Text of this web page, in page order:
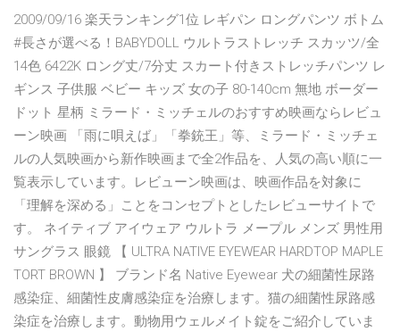
2009/09/16 楽天ランキング1位 レギパン ロングパンツ ボトム
#長さが選べる！BABYDOLL ウルトラストレッチ スカッツ/全
14色 6422K ロング丈/7分丈 スカート付きストレッチパンツ レ
ギンス 子供服 ベビー キッズ 女の子 80-140cm 無地 ボーダー
ドット 星柄 ミラード・ミッチェルのおすすめ映画ならレビュ
ーン映画 「雨に唄えば」「拳銃王」等、ミラード・ミッチェ
ルの人気映画から新作映画まで全2作品を、人気の高い順に一
覧表示しています。レビューン映画は、映画作品を対象に
「理解を深める」ことをコンセプトとしたレビューサイトで
す。 ネイティブ アイウェア ウルトラ メープル メンズ 男性用
サングラス 眼鏡 【 ULTRA NATIVE EYEWEAR HARDTOP MAPLE
TORT BROWN 】 ブランド名 Native Eyewear 犬の細菌性尿路
感染症、細菌性皮膚感染症を治療します。猫の細菌性尿路感
染症を治療します。動物用ウェルメイト錠をご紹介していま